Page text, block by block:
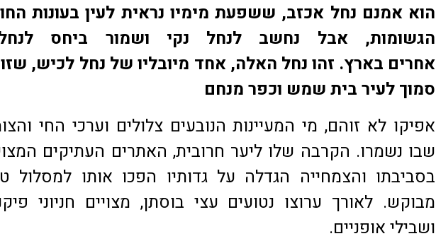
הוא אמנם נחל אכזב, ששפעת מימיו נראית לעין בעונות
הגשומות, אבל נחשב לנחל נקי ושמור ביחס
אחרים בארץ. זהו נחל האלה, אחד מיובליו של נחל לכיש,
סמוך לעיר בית שמש וכפר מנחם
אפיקו לא זוהם, מי המעיינות הנובעים צלולים וערכי החי
שבו נשמרו. הקרבה שלו ליער חרובית, האתרים העתיקים
בסביבתו והצמחייה הגדלה על גדותיו הפכו אותו למסלול
מבוקש. לאורך ערוצו נטועים עצי בוסתן, מצויים חניוני
ושבילי אופניים.